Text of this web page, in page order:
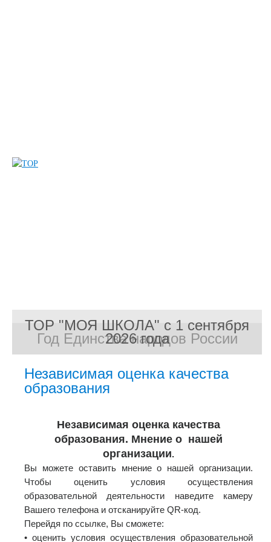
Год Единства народов России
ТОР "МОЯ ШКОЛА" с 1 сентября
2026 года
Независимая оценка качества
образования
Независимая оценка качества
образования. Мнение о нашей
организации.
Вы можете оставить мнение о нашей организации.
Чтобы оценить условия осуществления
образовательной деятельности наведите камеру
Вашего телефона и отсканируйте QR-код.
Перейдя по ссылке, Вы сможете:
• оценить условия осуществления образовательной